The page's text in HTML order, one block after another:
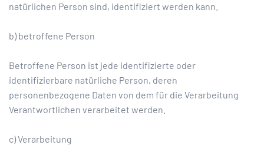
natürlichen Person sind, identifiziert werden kann.
b) betroffene Person
Betroffene Person ist jede identifizierte oder
identifizierbare natürliche Person, deren
personenbezogene Daten von dem für die Verarbeitung
Verantwortlichen verarbeitet werden.
c) Verarbeitung